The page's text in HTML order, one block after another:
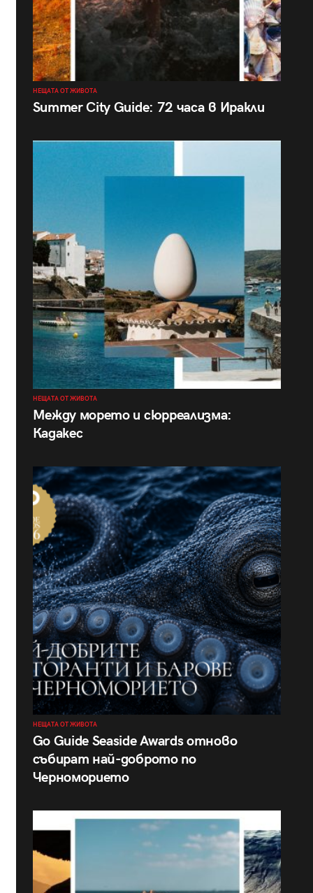
НЕЩАТА ОТ ЖИВОТА
Summer City Guide: 72 часа в Иракли
НЕЩАТА ОТ ЖИВОТА
Между морето и сюрреализма:
Кадакес
НЕЩАТА ОТ ЖИВОТА
Go Guide Seaside Awards отново
събират най-доброто по
Черноморието